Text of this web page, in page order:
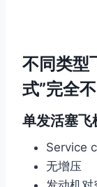
不同类型
式”完全
单发活塞飞
Service
无增压